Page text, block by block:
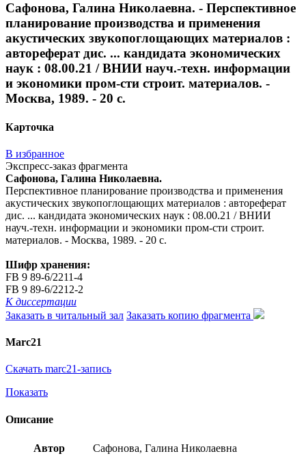
Сафонова, Галина Николаевна. - Перспективное
планирование производства и применения
акустических звукопоглощающих материалов :
автореферат дис. ... кандидата экономических
наук : 08.00.21 / ВНИИ науч.-техн. информации
и экономики пром-сти строит. материалов. -
Москва, 1989. - 20 с.
Карточка
В избранное
Экспресс-заказ фрагмента
Сафонова, Галина Николаевна.
Перспективное планирование производства и применения
акустических звукопоглощающих материалов : автореферат
дис. ... кандидата экономических наук : 08.00.21 / ВНИИ
науч.-техн. информации и экономики пром-сти строит.
материалов. - Москва, 1989. - 20 с.
Шифр хранения:
FB 9 89-6/2211-4
FB 9 89-6/2212-2
К диссертации
Заказать в читальный зал Заказать копию фрагмента
Marc21
Скачать marc21-запись
Показать
Описание
Автор Сафонова, Галина Николаевна